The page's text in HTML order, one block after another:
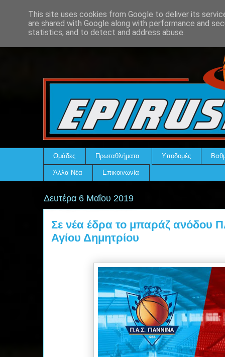
Ομάδες Πρωταθλήματα Υποδομές
Άλλα Νέα Επικοινωνία
Δευτέρα 6 Μαΐου 2019
Σε νέα έδρα το μπαράζ ανόδου
Αγίου Δημητρίου
This site uses cookies from Google to deliver its
are shared with Google along with performance and
statistics, and to detect and address abuse.